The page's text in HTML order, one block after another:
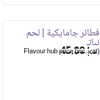
فطائر جامايكية | لحم
نباتي
45.00
Flavour hub price (inc. vat)